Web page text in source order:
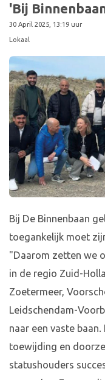
'Bij
30 April 2025, 13:19 uur
Lokaal
Bij De Binnenbaan
toegankelijk moet
"Daarom zetten we
in de regio Zuid-
Zoetermeer,
Leidschendam-
naar een vaste
toewijding en
statushouders